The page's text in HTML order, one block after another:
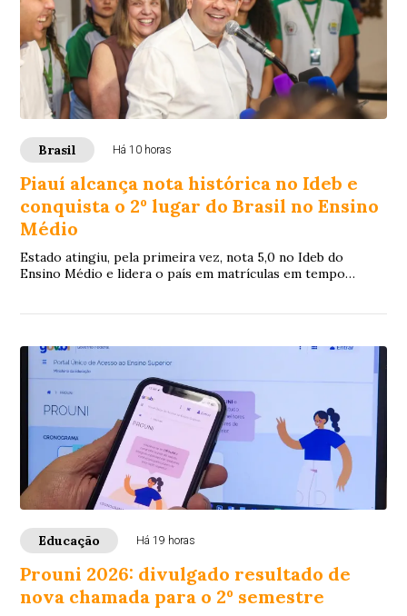
Brasil Há 10 horas
Piauí alcança nota histórica no Ideb e
conquista o 2º lugar do Brasil no Ensino
Médio
Estado atingiu, pela primeira vez, nota 5,0 no Ideb do
Ensino Médio e lidera o país em matrículas em tempo
Educação Há 19 horas
Prouni 2026: divulgado resultado de
nova chamada para o 2º semestre